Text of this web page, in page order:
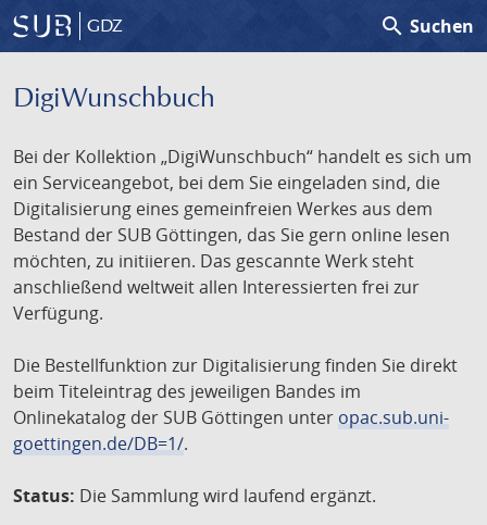
GDZ search Suchen
DigiWunschbuch
Bei der Kollektion „DigiWunschbuch“ handelt es sich um
ein Serviceangebot, bei dem Sie eingeladen sind, die
Digitalisierung eines gemeinfreien Werkes aus dem
Bestand der SUB Göttingen, das Sie gern online lesen
möchten, zu initiieren. Das gescannte Werk steht
anschließend weltweit allen Interessierten frei zur
Verfügung.
Die Bestellfunktion zur Digitalisierung finden Sie direkt
beim Titeleintrag des jeweiligen Bandes im
Onlinekatalog der SUB Göttingen unter opac.sub.uni-
goettingen.de/DB=1/.
Status: Die Sammlung wird laufend ergänzt.